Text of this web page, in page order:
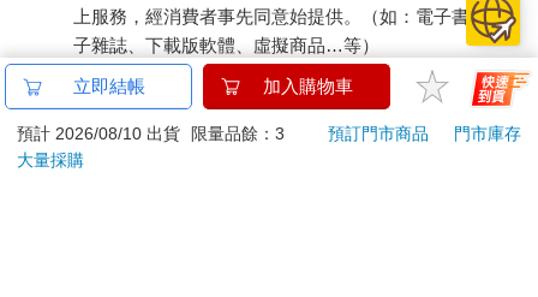
上服務，經消費者事先同意始提供。（如：電子書、電
子雜誌、下載版軟體、虛擬商品…等）
已拆封之個人衛生用品。（如：內衣褲、刮鬍刀、除毛
若非上列種類商品，均享有到貨7天的猶豫期（含例假
日）。
立即結帳 加入購物車
預計 2026/08/10 出貨 限量品餘：3 預訂門市商品
門市庫存
大量採購